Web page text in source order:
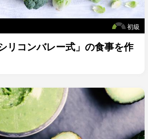
初級
リコンバレー式」の食事を作